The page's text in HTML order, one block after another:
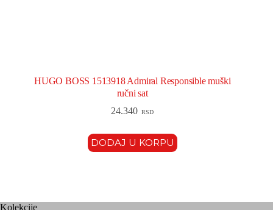
HUGO BOSS 1513918 Admiral Responsible muški
ručni sat
24.340 RSD
DODAJ U KORPU
Kolekcije